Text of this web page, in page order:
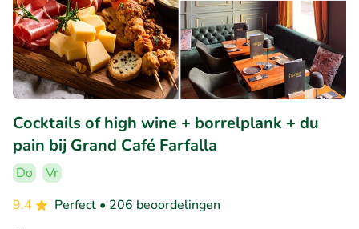
Cocktails of high wine + borrelplank + du
pain bij Grand Café Farfalla
Do
Vr
9.4
Perfect • 206 beoordelingen